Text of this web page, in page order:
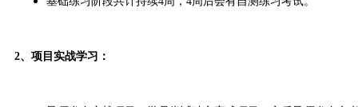
2、项目实战学习：